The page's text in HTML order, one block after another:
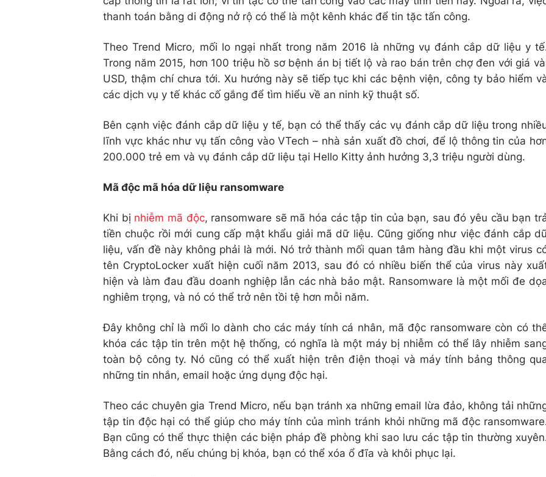
thanh toán bằng di động nở rộ có thể là một kênh khác để tin tặc tấn công.
Theo Trend Micro, mối lo ngại nhất trong năm 2016 là những vụ đánh cắp dữ liệu y
Trong năm 2015, hơn 100 triệu hồ sơ bệnh án bị tiết lộ và rao bán trên chợ đen với giá
USD, thậm chí chưa tới. Xu hướng này sẽ tiếp tục khi các bệnh viện, công ty bảo hiểm
các dịch vụ y tế khác cố gắng để tìm hiểu về an ninh kỹ thuật số.
Bên cạnh việc đánh cắp dữ liệu y tế, bạn có thể thấy các vụ đánh cắp dữ liệu trong
lĩnh vực khác như vụ tấn công vào VTech – nhà sản xuất đồ chơi, để lộ thông tin của
200.000 trẻ em và vụ đánh cắp dữ liệu tại Hello Kitty ảnh hưởng 3,3 triệu người dùng.
Mã độc mã hóa dữ liệu ransomware
Khi bị nhiễm mã độc, ransomware sẽ mã hóa các tập tin của bạn, sau đó yêu cầu bạn
tiền chuộc rồi mới cung cấp mật khẩu giải mã dữ liệu. Cũng giống như việc đánh cắp
liệu, vấn đề này không phải là mới. Nó trở thành mối quan tâm hàng đầu khi một virus
tên CryptoLocker xuất hiện cuối năm 2013, sau đó có nhiều biến thể của virus này
hiện và làm đau đầu doanh nghiệp lẫn các nhà bảo mật. Ransomware là một mối đe
nghiêm trọng, và nó có thể trở nên tồi tệ hơn mỗi năm.
Đây không chỉ là mối lo dành cho các máy tính cá nhân, mã độc ransomware còn có
khóa các tập tin trên một hệ thống, có nghĩa là một máy bị nhiễm có thể lây nhiễm
toàn bộ công ty. Nó cũng có thể xuất hiện trên điện thoại và máy tính bảng thông
những tin nhắn, email hoặc ứng dụng độc hại.
Theo các chuyên gia Trend Micro, nếu bạn tránh xa những email lừa đảo, không tải
tập tin độc hại có thể giúp cho máy tính của mình tránh khỏi những mã độc
Bạn cũng có thể thực thiện các biện pháp đề phòng khi sao lưu các tập tin thường
Bằng cách đó, nếu chúng bị khóa, bạn có thể xóa ổ đĩa và khôi phục lại.